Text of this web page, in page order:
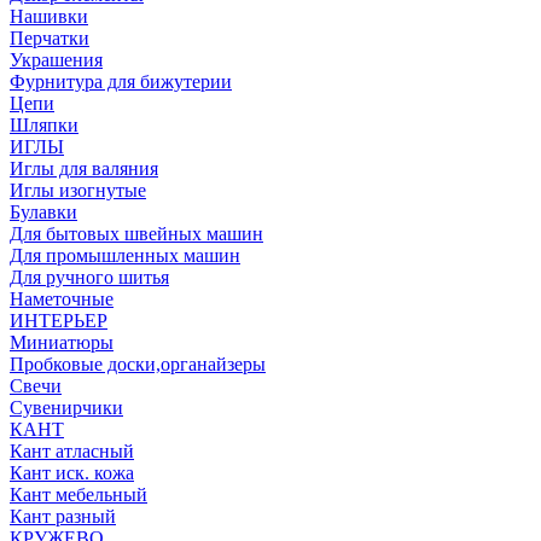
Нашивки
Перчатки
Украшения
Фурнитура для бижутерии
Цепи
Шляпки
ИГЛЫ
Иглы для валяния
Иглы изогнутые
Булавки
Для бытовых швейных машин
Для промышленных машин
Для ручного шитья
Наметочные
ИНТЕРЬЕР
Миниатюры
Пробковые доски,органайзеры
Свечи
Сувенирчики
КАНТ
Кант атласный
Кант иск. кожа
Кант мебельный
Кант разный